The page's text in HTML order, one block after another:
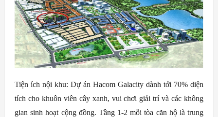
Tiện ích nội khu: Dự án Hacom Galacity dành tới 70% diện
tích cho khuôn viên cây xanh, vui chơi giải trí và các không
gian sinh hoạt cộng đồng. Tầng 1-2 mỗi tòa căn hộ là trung